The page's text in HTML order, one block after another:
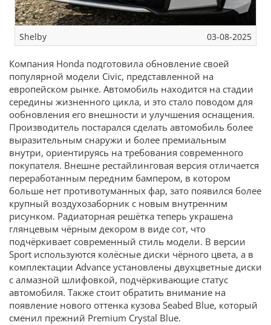
Shelby 03-08-2025
Компания Honda подготовила обновление своей
популярной модели Civic, представленной на
европейском рынке. Автомобиль находится на стадии
середины жизненного цикла, и это стало поводом для
ообновления его внешности и улучшения оснащения.
Производитель постарался сделать автомобиль более
выразительным снаружи и более премиальным
внутри, ориентируясь на требования современного
покупателя. Внешне рестайлинговая версия отличается
переработанным передним бампером, в котором
больше нет противотуманных фар, зато появился более
крупный воздухозаборник с новым внутренним
рисунком. Радиаторная решётка теперь украшена
глянцевым чёрным декором в виде сот, что
подчёркивает современный стиль модели. В версии
Sport используются колёсные диски чёрного цвета, а в
комплектации Advance установлены двухцветные диски
с алмазной шлифовкой, подчёркивающие статус
автомобиля. Также стоит обратить внимание на
появление нового оттенка кузова Seabed Blue, который
сменил прежний Premium Crystal Blue.